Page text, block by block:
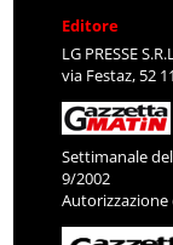
Editore
LG PRESSE
via Festaz, 52
Settimanale
9/2002
Autorizzazione